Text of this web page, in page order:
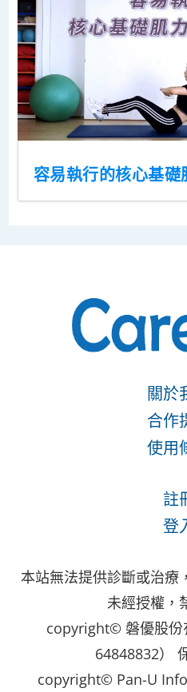
容易執行的核心基
關於
合作
使用
註
登
本站無法提供診斷或治療
未經授權，
copyright© 磐優股份
64848832）
copyright© Pan-U